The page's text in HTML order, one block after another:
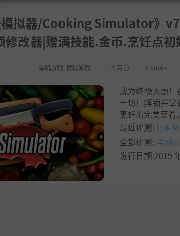
模拟器/Cooking Simulator》
修改器|赠满技能.金币.烹饪点
单机游戏 模拟游戏 1个月前 Chobits
成为终极大厨
一切！解锁并掌
烹饪出完美菜肴
最近评测: 好评
全部评测: 特别
发行日期:2019